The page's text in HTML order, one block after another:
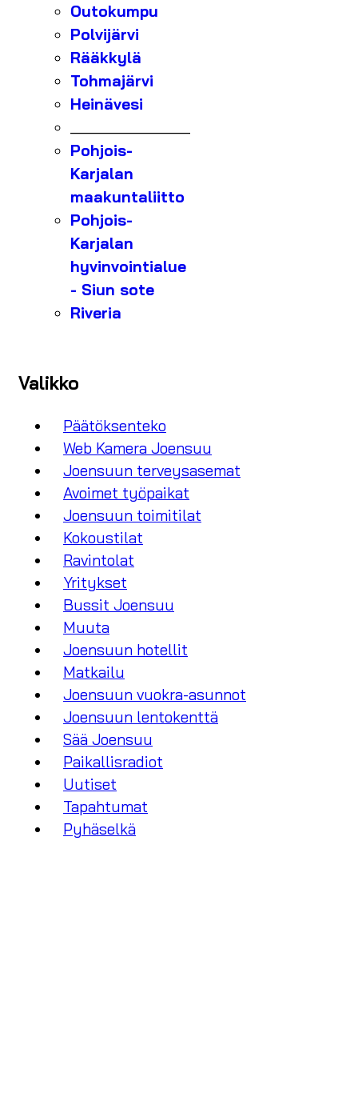
Outokumpu
Polvijärvi
Rääkkylä
Tohmajärvi
Heinävesi
Pohjois-
Karjalan
maakuntaliitto
Pohjois-
Karjalan
hyvinvointialue
- Siun sote
Riveria
Valikko
Päätöksenteko
Web Kamera Joensuu
Joensuun terveysasemat
Avoimet työpaikat
Joensuun toimitilat
Kokoustilat
Ravintolat
Yritykset
Bussit Joensuu
Muuta
Joensuun hotellit
Matkailu
Joensuun vuokra-asunnot
Joensuun lentokenttä
Sää Joensuu
Paikallisradiot
Uutiset
Tapahtumat
Pyhäselkä